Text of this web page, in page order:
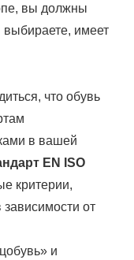
вы должны
выбираете, имеет
что обувь
в вашей
EN ISO
критерии,
от
и